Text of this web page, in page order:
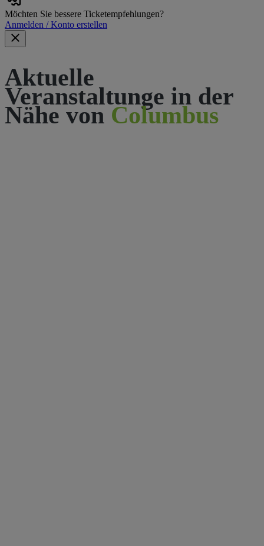
Möchten Sie bessere Ticketempfehlungen?
Anmelden / Konto erstellen
Aktuelle
Veranstaltunge in der
Nähe von Columbus